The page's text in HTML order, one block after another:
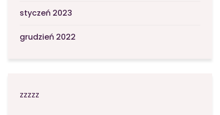
styczeń 2023
grudzień 2022
zzzzz